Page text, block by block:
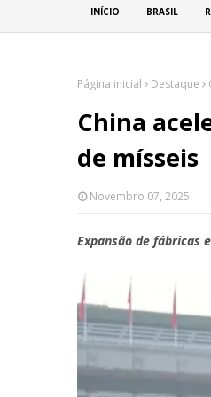
INÍCIO BRASIL
Página inicial Destaque
China
de mísseis
Novembro 07, 2025
Expansão de fábricas